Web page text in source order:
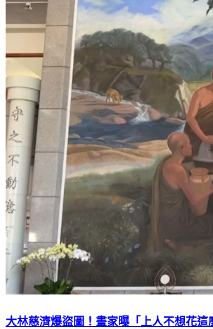
大林慈濟爆盜圖！畫家曝「上人不想花